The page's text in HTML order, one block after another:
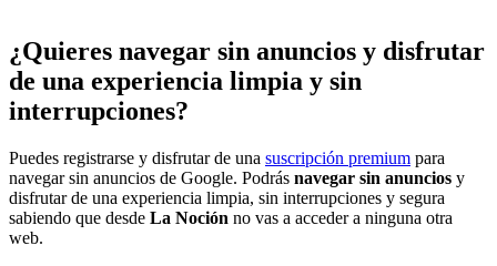
¿Quieres navegar sin anuncios y disfrutar
de una experiencia limpia y sin
interrupciones?
Puedes registrarse y disfrutar de una suscripción premium para
navegar sin anuncios de Google. Podrás navegar sin anuncios y
disfrutar de una experiencia limpia, sin interrupciones y segura
sabiendo que desde La Noción no vas a acceder a ninguna otra
web.